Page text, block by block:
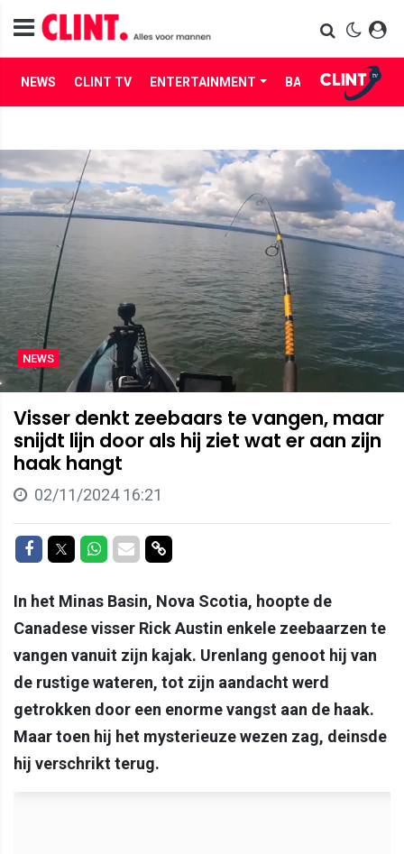
NEWS CLINT TV ENTERTAINMENT BABES LIFE
NEWS
Visser denkt zeebaars te vangen, maar
snijdt lijn door als hij ziet wat er aan zijn
haak hangt
02/11/2024 16:21
Delen op Facebook
Delen op Twitter
Delen op Whatsapp
Delen via Mail
Delen via link
In het Minas Basin, Nova Scotia, hoopte de
Canadese visser Rick Austin enkele zeebaarzen te
vangen vanuit zijn kajak. Urenlang genoot hij van
de rustige wateren, tot zijn aandacht werd
getrokken door een enorme vangst aan de haak.
Maar toen hij het mysterieuze wezen zag, deinsde
hij verschrikt terug.